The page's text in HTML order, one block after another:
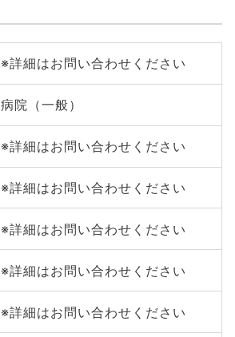
※詳細はお問い合わせください
病院（一般）
※詳細はお問い合わせください
※詳細はお問い合わせください
※詳細はお問い合わせください
※詳細はお問い合わせください
※詳細はお問い合わせください